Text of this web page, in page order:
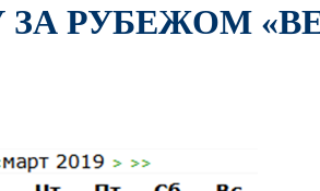
ЗА РУБЕЖОМ